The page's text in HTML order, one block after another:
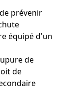
prévenir
équipé d'un
de
de